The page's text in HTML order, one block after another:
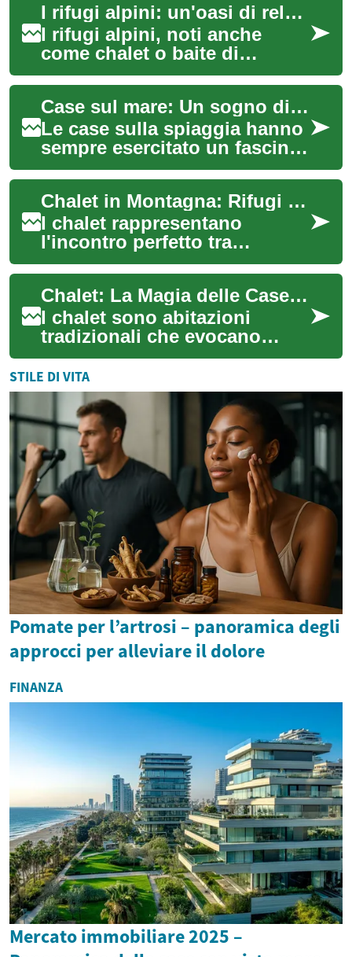
I rifugi alpini: un'oasi di relax tra le montagne
I rifugi alpini, noti anche
come chalet o baite di
montagna, rappresentano
un'iconica immagine di
serenità e comfort ...
Case sul mare: Un sogno di vita sulla costa italiana
Le case sulla spiaggia hanno
sempre esercitato un fascino
irresistibile, evocando
immagini di relax, sole e onde
che ...
Chalet in Montagna: Rifugi di Legno tra Natura e Comfort
I chalet rappresentano
l'incontro perfetto tra
tradizione alpina e soggiorno
confortevole: abitazioni in
legno immers...
Chalet: La Magia delle Case di Montagna in Legno
I chalet sono abitazioni
tradizionali che evocano
immediatamente l'atmosfera
accogliente e rustica della
montagna. Qu...
STILE DI VITA
Pomate per l’artrosi – panoramica degli
approcci per alleviare il dolore
FINANZA
Mercato immobiliare 2025 –